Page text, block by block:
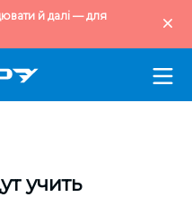
й далі — для
учить